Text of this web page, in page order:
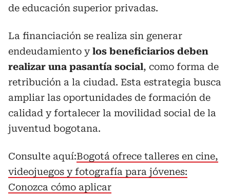
de educación superior privadas.
La financiación se realiza sin generar
endeudamiento ylos beneficiarios deben
realizar una pasantía social, como forma de
retribución a la ciudad. Esta estrategia busca
ampliar las oportunidades de formación de
calidad y fortalecer la movilidad social de la
juventud bogotana.
Consulte aquí:Bogotá ofrece talleres en cine,
videojuegos y fotografía para jóvenes:
Conozca cómo aplicar